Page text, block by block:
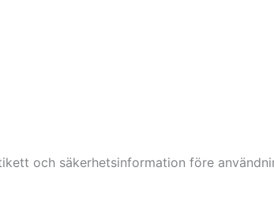
och säkerhetsinformation före